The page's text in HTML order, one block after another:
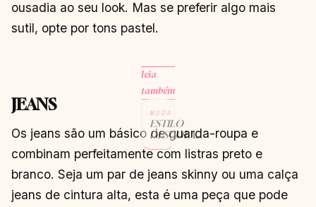
ousadia ao seu look. Mas se preferir algo mais
sutil, opte por tons pastel.
leia
também
MODA
ESTILO
DESCOLADO:
O QUE É,
COMO
MONTAR
LOOKS
MODERNINHOS
JEANS
Os jeans são um básico de guarda-roupa e
combinam perfeitamente com listras preto e
branco. Seja um par de jeans skinny ou uma calça
jeans de cintura alta, esta é uma peça que pode